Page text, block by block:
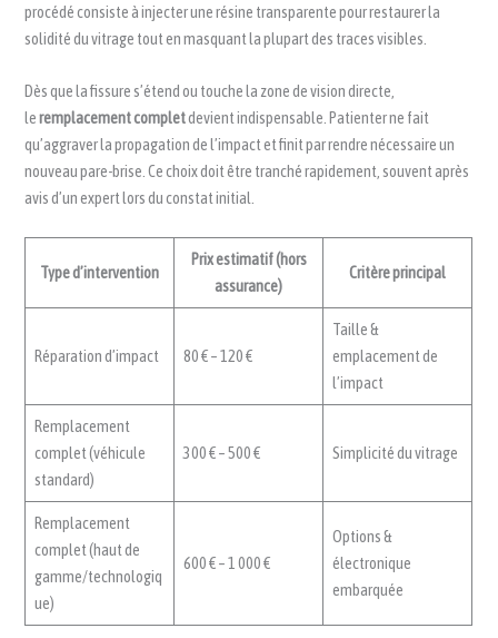
procédé consiste à injecter une résine transparente pour restaurer la
solidité du vitrage tout en masquant la plupart des traces visibles.
Dès que la fissure s’étend ou touche la zone de vision directe,
leremplacement completdevient indispensable. Patienter ne fait
qu’aggraver la propagation de l’impact et finit par rendre nécessaire un
nouveau pare-brise. Ce choix doit être tranché rapidement, souvent après
avis d’un expert lors du constat initial.
Type d’intervention
Prix estimatif (hors
assurance)
Critère principal
Réparation d’impact 80 € – 120 €
Taille &
emplacement de
l’impact
Remplacement
complet (véhicule
standard)
300 € – 500 € Simplicité du vitrage
Remplacement
complet (haut de
gamme/technologiq
ue)
600 € – 1 000 €
Options &
électronique
embarquée